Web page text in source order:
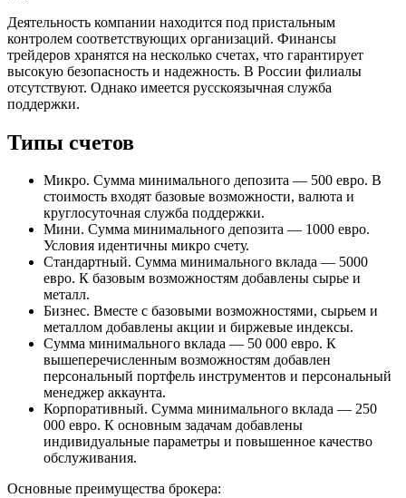
Деятельность компании находится под пристальным
контролем соответствующих организаций. Финансы
трейдеров хранятся на несколько счетах, что гарантирует
высокую безопасность и надежность. В России филиалы
отсутствуют. Однако имеется русскоязычная служба
поддержки.
Типы счетов
Микро. Сумма минимального депозита — 500 евро. В
стоимость входят базовые возможности, валюта и
круглосуточная служба поддержки.
Мини. Сумма минимального депозита — 1000 евро.
Условия идентичны микро счету.
Стандартный. Сумма минимального вклада — 5000
евро. К базовым возможностям добавлены сырье и
металл.
Бизнес. Вместе с базовыми возможностями, сырьем и
металлом добавлены акции и биржевые индексы.
Сумма минимального вклада — 50 000 евро. К
вышеперечисленным возможностям добавлен
персональный портфель инструментов и персональный
менеджер аккаунта.
Корпоративный. Сумма минимального вклада — 250
000 евро. К основным задачам добавлены
индивидуальные параметры и повышенное качество
обслуживания.
Основные преимущества брокера: